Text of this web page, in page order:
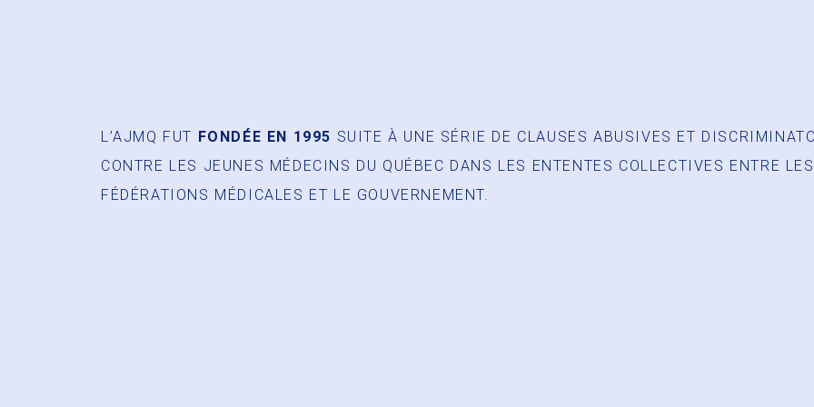
L’AJMQ FUT FONDÉE EN 1995 SUITE À UNE SÉRIE DE CLAUSES ABUSIVES ET
CONTRE LES JEUNES MÉDECINS DU QUÉBEC DANS LES ENTENTES COLLECTIVES ENTRE LES
FÉDÉRATIONS MÉDICALES ET LE GOUVERNEMENT.